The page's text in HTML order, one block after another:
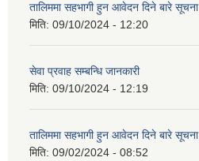
तालिममा सहभागी हुन आवेदन दिने बारे सूचना
मिति: 09/10/2024 - 12:20
सेवा प्रवाह सम्बन्धि जानकारी
मिति: 09/10/2024 - 12:19
तालिममा सहभागी हुन आवेदन दिने बारे सूचना
मिति: 09/02/2024 - 08:52